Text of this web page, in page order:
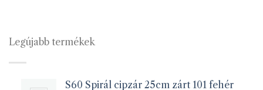
Legújabb termékek
S60 Spirál cipzár 25cm zárt 101 fehér